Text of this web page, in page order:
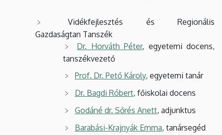
Vidékfejlesztés és Regionális
Gazdaságtan Tanszék
Dr. Horváth Péter, egyetemi docens,
tanszékvezető
Prof. Dr. Pető Károly, egyetemi tanár
Dr. Bagdi Róbert, főiskolai docens
Godáné dr. Sőrés Anett, adjunktus
Barabási-Krajnyák Emma, tanársegéd